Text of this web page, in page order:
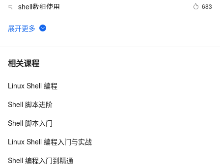
5 shell数组使用 683
6 shell脚本之一
7 在 Go 语言中使用 exec 包执行 Shell 命令（上）
8 shell学习之条件判断test
10 shell查询当前时间
相关课程
Linux Shell 编程
Shell 脚本进阶
Shell 脚本入门
Linux Shell 编程入门与实战
Shell 编程入门到精通